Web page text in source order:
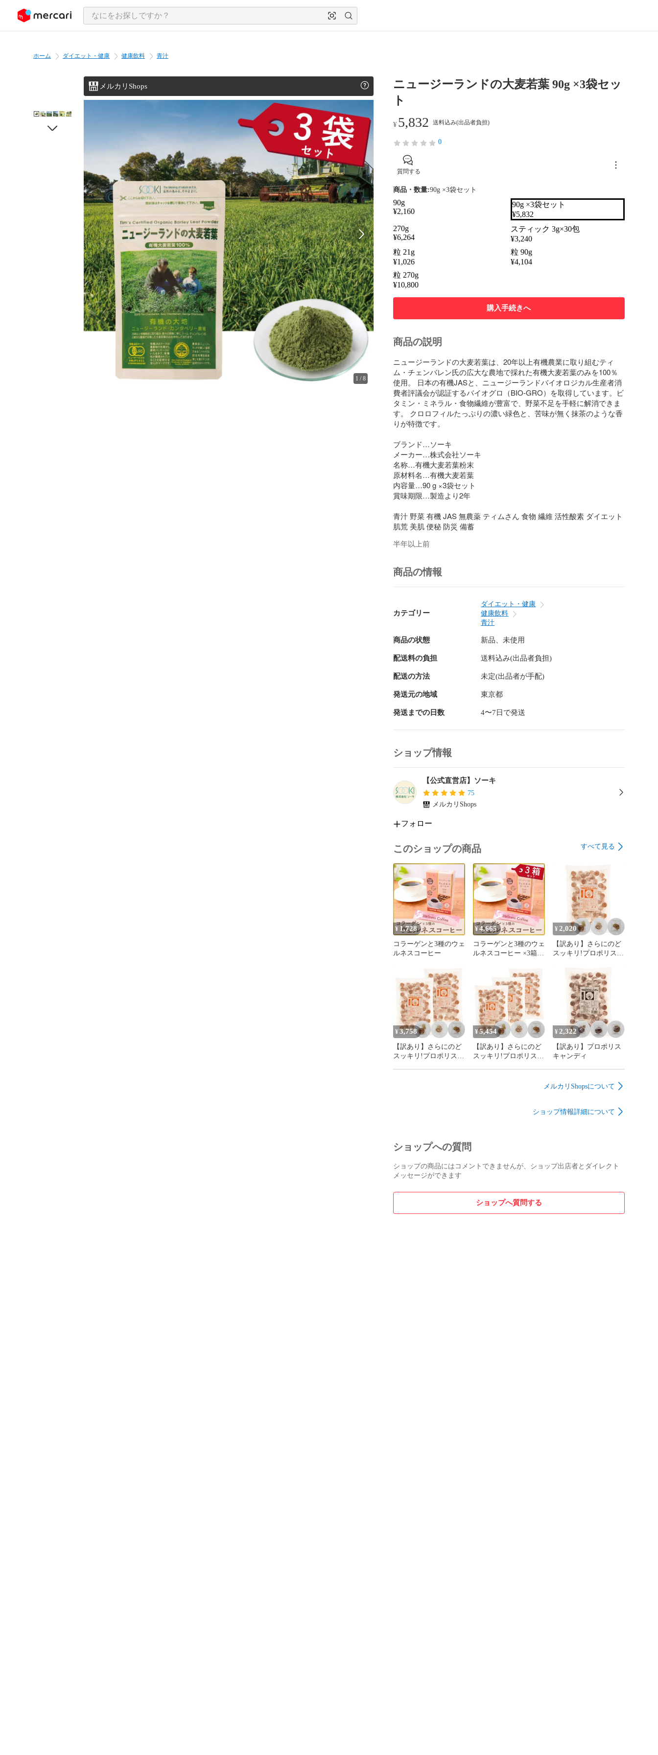
ツにスキップ
ホーム ダイエット・健康 健康飲料 青汁
メルカリShops
1 /8
ニュージーランドの大麦若葉 90g ×3袋セッ
ト
¥ 5,832 送料込み(出品者負担)
0
質問する
商品・数量:90g ×3袋セット
90g
¥2,160
90g ×3袋セット
¥5,832
270g
¥6,264
スティック 3g×30包
¥3,240
粒 21g
¥1,026
粒 90g
¥4,104
粒 270g
¥10,800
購入手続きへ
商品の説明
ニュージーランドの大麦若葉は、20年以上有機農業に取り組むティ
ム・チェンバレン氏の広大な農地で採れた有機大麦若葉のみを100％
使用。 日本の有機JASと、ニュージーランドバイオロジカル生産者消
費者評議会が認証するバイオグロ（BIO-GRO）を取得しています。ビ
タミン・ミネラル・食物繊維が豊富で、野菜不足を手軽に解消できま
す。 クロロフィルたっぷりの濃い緑色と、苦味が無く抹茶のような香
りが特徴です。
ブランド…ソーキ
メーカー…株式会社ソーキ
名称…有機大麦若葉粉末
原材料名…有機大麦若葉
内容量…90 g ×3袋セット
賞味期限…製造より2年
青汁 野菜 有機 JAS 無農薬 ティムさん 食物 繊維 活性酸素 ダイエット
肌荒 美肌 便秘 防災 備蓄
半年以上前
商品の情報
カテゴリー
ダイエット・健康
健康飲料
青汁
商品の状態 新品、未使用
配送料の負担 送料込み(出品者負担)
配送の方法 未定(出品者が手配)
発送元の地域 東京都
発送までの日数 4〜7日で発送
ショップ情報
【公式直営店】ソーキ
75
メルカリShops
フォロー
このショップの商品 すべて見る
¥ 1,728
コラーゲンと3種のウェ
ルネスコーヒー
¥4,665
コラーゲンと3種のウェ
ルネスコーヒー ×3箱セ
¥ 2,020
【訳あり】さらにのど
スッキリ!プロポリスキ
¥3,758
【訳あり】さらにのど
スッキリ!プロポリスキ
¥5,454
【訳あり】さらにのど
スッキリ!プロポリスキ
¥ 2,322
【訳あり】プロポリス
キャンディ
メルカリShopsについて
ショップ情報詳細について
ショップへの質問
ショップの商品にはコメントできませんが、ショップ出店者とダイレクト
メッセージができます
ショップへ質問する